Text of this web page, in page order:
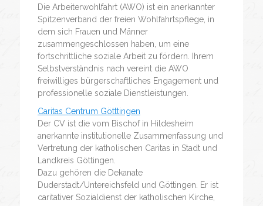
Die Arbeiterwohlfahrt (AWO) ist ein anerkannter
Spitzenverband der freien Wohlfahrtspflege, in
dem sich Frauen und Männer
zusammengeschlossen haben, um eine
fortschrittliche soziale Arbeit zu fördern. Ihrem
Selbstverständnis nach vereint die AWO
freiwilliges bürgerschaftliches Engagement und
professionelle soziale Dienstleistungen.
Caritas Centrum Götttingen
Der CV ist die vom Bischof in Hildesheim
anerkannte institutionelle Zusammenfassung und
Vertretung der katholischen Caritas in Stadt und
Landkreis Göttingen.
Dazu gehören die Dekanate
Duderstadt/Untereichsfeld und Göttingen. Er ist
caritativer Sozialdienst der katholischen Kirche,